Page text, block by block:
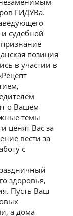
ГИДУВа.
судебной
позиция
в участии в
о Вашем
темы
ценят Вас за
вести за
с
здоровья,
Пусть Ваш
а дома